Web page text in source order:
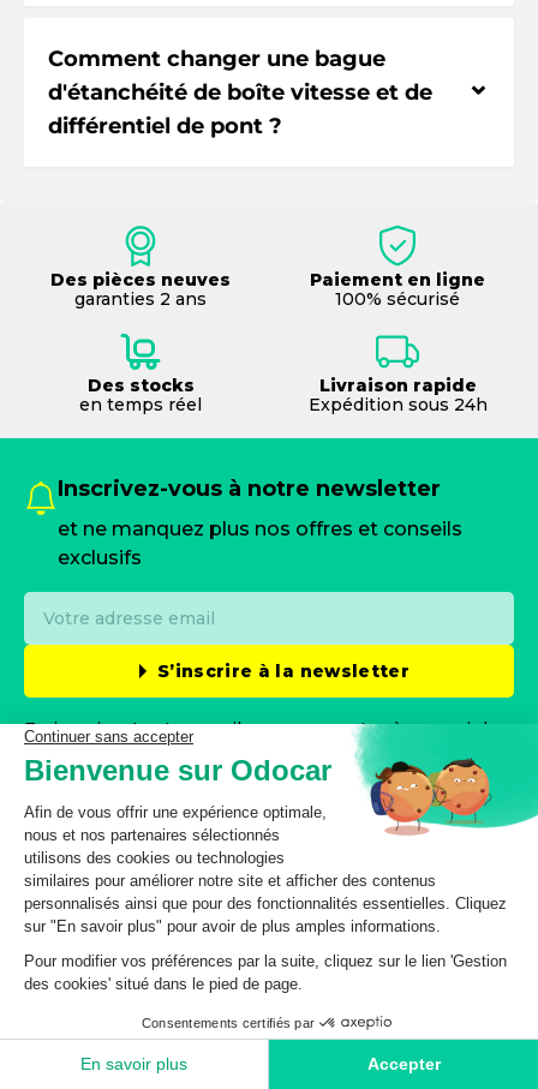
Comment changer une bague
d'étanchéité de boîte vitesse et de
différentiel de pont ?
⌃
Des pièces neuves
garanties 2 ans
Paiement en ligne
100% sécurisé
Des stocks
en temps réel
Livraison rapide
Expédition sous 24h
Inscrivez-vous à notre newsletter
et ne manquez plus nos offres et conseils
exclusifs
S’inscrire à la newsletter
En inscrivant votre email, vous consentez à recevoir les
offres spéciales et communications d’odocar par email.
Vous pouvez vous désabonner à tout moment. Veuillez
consulter notre
Politique de protection des données
personnelles